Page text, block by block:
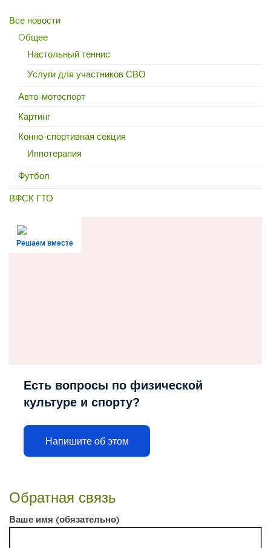
Все новости
Oбщее
Настольный теннис
Услуги для участников СВО
Авто-мотоспорт
Картинг
Конно-спортивная секция
Иппотерапия
Футбол
ВФСК ГТО
Решаем вместе
Есть вопросы по физической
культуре и спорту?
Напишите об этом
Обратная связь
Ваше имя (обязательно)